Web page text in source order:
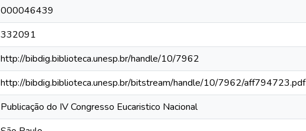
000046439
332091
http://bibdig.biblioteca.unesp.br/handle/10/7962
http://bibdig.biblioteca.unesp.br/bitstream/handle/10/7962/aff794723.pdf
Publicação do IV Congresso Eucaristico Nacional